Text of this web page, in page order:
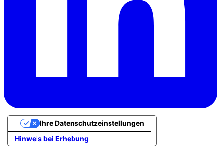
Hinweis bei Erhebung
Ihre Datenschutzeinstellungen